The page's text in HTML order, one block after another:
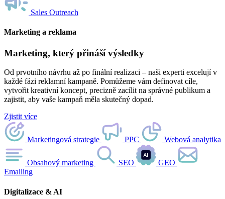
Sales Outreach
Marketing a reklama
Marketing, který přináší výsledky
Od prvotního návrhu až po finální realizaci – naši experti excelují v
každé fázi reklamní kampaně. Pomůžeme vám definovat cíle,
vytvořit kreativní koncept, precizně zacílit na správné publikum a
zajistit, aby vaše kampaň měla skutečný dopad.
Zjistit více
Marketingová strategie PPC Webová analytika
Obsahový marketing SEO
GEO
Emailing
Digitalizace & AI